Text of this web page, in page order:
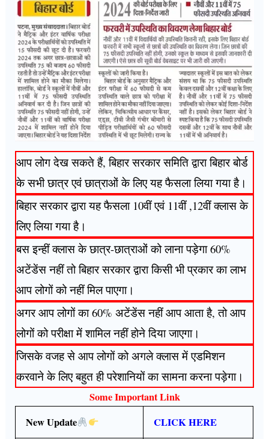
आप लोग देख सकते हैं, बिहार सरकार समिति द्वारा बिहार बोर्ड
के सभी छात्र एवं छात्राओं के लिए यह फैसला लिया गया है।
बिहार सरकार द्वारा यह फैसला 10वीं एवं 11वीं ,12वीं क्लास के
लिए लिया गया है।
बस इन्हीं क्लास के छात्र-छात्राओं को लाना पड़ेगा 60%
अटेंडेंस नहीं तो बिहार सरकार द्वारा किसी भी प्रकार का लाभ
आप लोगों को नहीं मिल पाएगा।
अगर आप लोगों का 60% अटेंडेंस नहीं आप आता है, तो आप
लोगों को परीक्षा में शामिल नहीं होने दिया जाएगा।
जिसके वजह से आप लोगों को अगले क्लास में एडमिशन
करवाने के लिए बहुत ही परेशानियों का सामना करना पड़ेगा।
Some Important Link
New Update
CLICK HERE